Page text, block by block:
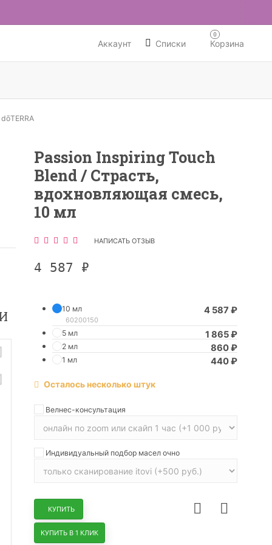
Аккаунт Списки Корзина
0
Passion Inspiring Touch
Blend / Страсть,
вдохновляющая смесь,
10 мл
НАПИСАТЬ ОТЗЫВ
4 587 ₽
4 587 ₽
10 мл
60200150
1 865₽
5 мл
860₽
2 мл
440₽
1 мл
Осталось несколько штук
Велнес-консультация
Индивидуальный подбор масел очно
КУПИТЬ
КУПИТЬ В 1 КЛИК